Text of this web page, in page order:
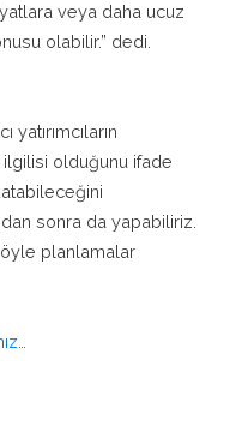
veya daha ucuz
olabilir.” dedi.
olduğunu ifade
sonra da yapabiliriz.
planlamalar